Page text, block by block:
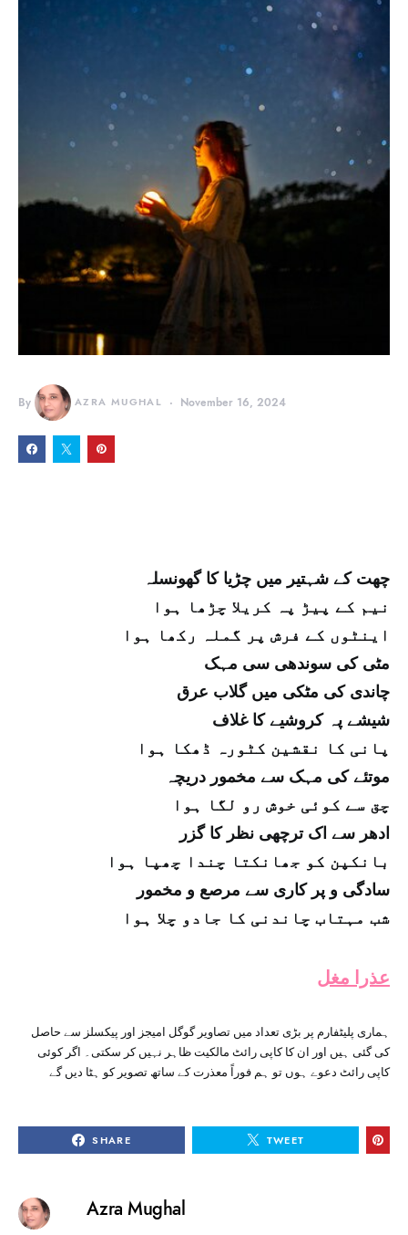
By AZRA MUGHAL November 16, 2024
چھت کے شہتیر میں چڑیا کا گھونسلہ
نیم کے پیڑ پہ کریلا چڑھا ہوا
اینٹوں کے فرش پر گملہ رکھا ہوا
مٹی کی سوندھی سی مہک
چاندی کی مٹکی میں گلاب عرق
شیشے پہ کروشیے کا غلاف
پانی کا نقشین کٹورہ ڈھکا ہوا
موتئے کی مہک سے مخمور دریچہ
چق سے کوئی خوش رو لگا ہوا
ادھر سے اک ترچھی نظر کا گزر
بانکپن کو جھانکتا چندا چھپا ہوا
سادگی و پر کاری سے مرصع و مخمور
شب مہتاب چاندنی کا جادو چلا ہوا
عذرا مغل
ہماری پلیٹفارم پر بڑی تعداد میں تصاویر گوگل امیجز اور پیکسلز سے حاصل
کی گئی ہیں اور ان کا کاپی رائٹ مالکیت ظاہر نہیں کر سکتی۔ اگر کوئی
کاپی رائٹ دعوے ہوں تو ہم فوراً معذرت کے ساتھ تصویر کو ہٹا دیں گے
SHARE TWEET
Azra Mughal